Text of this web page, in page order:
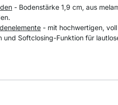
- Bodenstärke 1,9 cm, aus
- mit hochwertigen,
und Softclosing-Funktion für